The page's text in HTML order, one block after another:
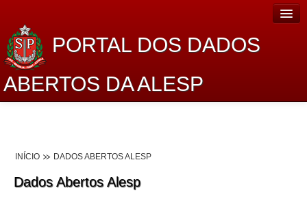
PORTAL DOS DADOS
ABERTOS DA ALESP
Lei de Acesso à Informação
INÍCIO DADOS ABERTOS ALESP
Dados Abertos Alesp